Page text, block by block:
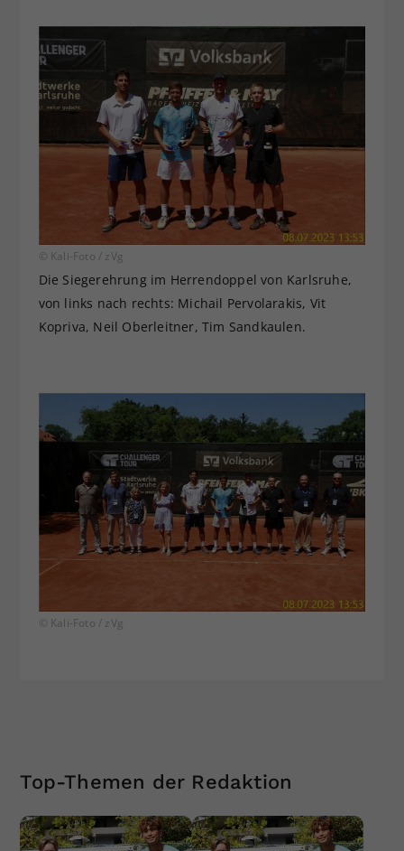
© Kali-Foto / zVg
Die Siegerehrung im Herrendoppel von Karlsruhe,
von links nach rechts: Michail Pervolarakis, Vit
Kopriva, Neil Oberleitner, Tim Sandkaulen.
© Kali-Foto / zVg
Top-Themen der Redaktion